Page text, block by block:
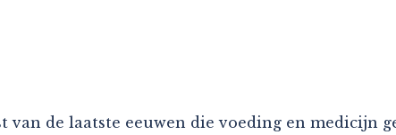
van de laatste eeuwen die voeding en medicijn